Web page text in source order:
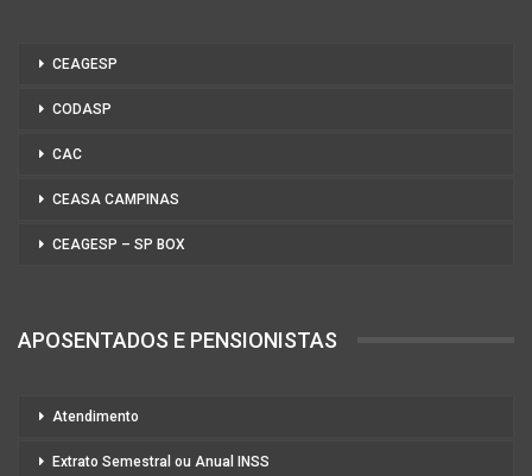
CEAGESP
CODASP
CAC
CEASA CAMPINAS
CEAGESP – SP BOX
APOSENTADOS E PENSIONISTAS
Atendimento
Extrato Semestral ou Anual INSS